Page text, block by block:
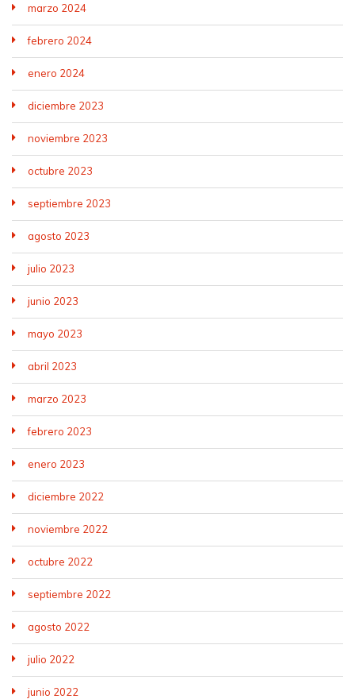
marzo 2024
febrero 2024
enero 2024
diciembre 2023
noviembre 2023
octubre 2023
septiembre 2023
agosto 2023
julio 2023
junio 2023
mayo 2023
abril 2023
marzo 2023
febrero 2023
enero 2023
diciembre 2022
noviembre 2022
octubre 2022
septiembre 2022
agosto 2022
julio 2022
junio 2022